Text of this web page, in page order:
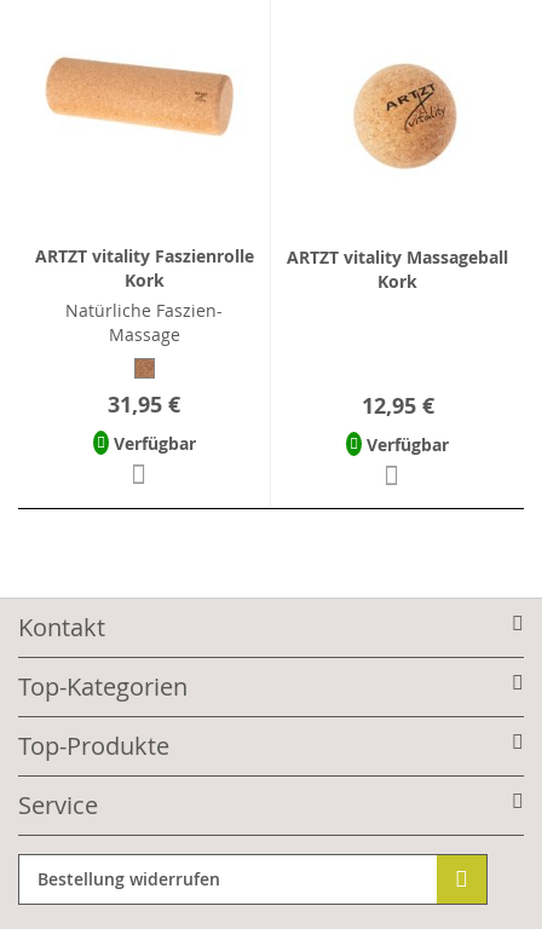
ARTZT vitality Faszienrolle
Kork
Natürliche Faszien-
Massage
31,95 €
Verfügbar
ARTZT vitality Massageball
Kork
12,95 €
Verfügbar
Kontakt
Top-Kategorien
Top-Produkte
Service
Bestellung widerrufen